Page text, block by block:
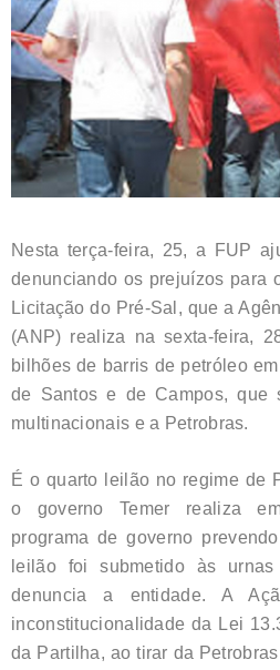
Nesta terça-feira, 25, a FUP
denunciando os prejuízos para
Licitação do Pré-Sal, que a
(ANP) realiza na sexta-feira,
bilhões de barris de petróleo
de Santos e de Campos, que
multinacionais e a Petrobras.
É o quarto leilão no regime de
o governo Temer realiza
programa de governo
leilão foi submetido às urnas
denuncia a entidade. A
inconstitucionalidade da Lei
da Partilha, ao tirar da